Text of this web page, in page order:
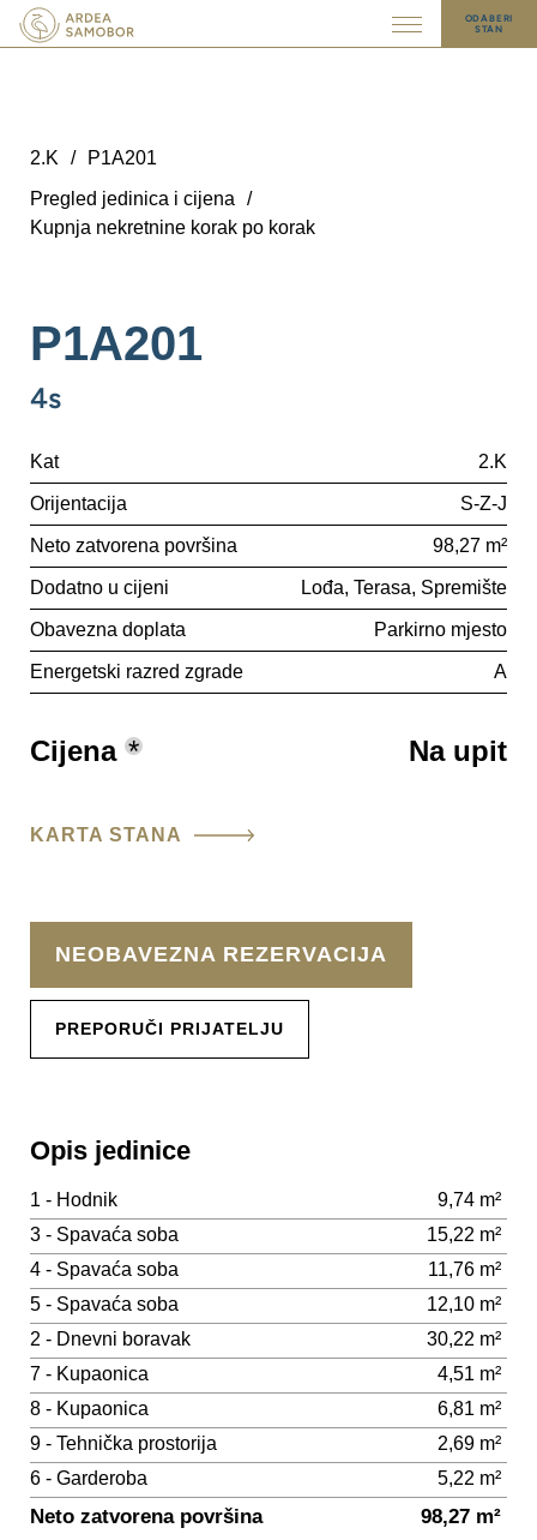
2.K /
P1A201
Pregled jedinica i cijena
/
Kupnja nekretnine korak po korak
P1A201
4s
Kat 2.K
Orijentacija S-Z-J
Neto zatvorena površina 98,27 m²
Dodatno u cijeni Lođa Terasa Spremište
Obavezna doplata Parkirno mjesto
Energetski razred zgrade A
Cijena * Na upit
KARTA STANA
NEOBAVEZNA REZERVACIJA
PREPORUČI PRIJATELJU
Opis jedinice
1 - Hodnik
9,74 m²
3 - Spavaća soba
15,22 m²
4 - Spavaća soba
11,76 m²
5 - Spavaća soba
12,10 m²
2 - Dnevni boravak
30,22 m²
7 - Kupaonica
4,51 m²
8 - Kupaonica
6,81 m²
9 - Tehnička prostorija
2,69 m²
6 - Garderoba
5,22 m²
Neto zatvorena površina 98,27 m²
ODABERI
STAN